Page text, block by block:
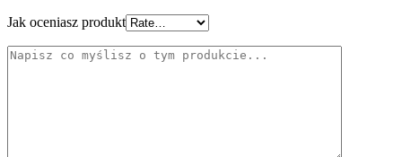
Jak oceniasz produkt